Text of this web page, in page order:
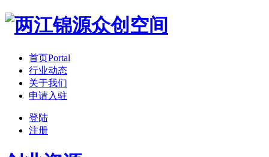
首页Portal
行业动态
关于我们
申请入驻
登陆
注册